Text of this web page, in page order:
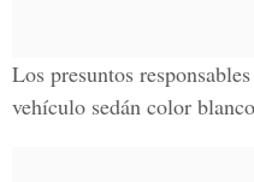
Los presuntos
vehículo sedán color blanco